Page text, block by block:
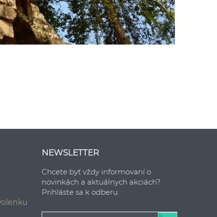
NEWSLETTER
Chcete byť vždy informovaní o
novinkách a aktuálnych akciách?
Prihláste sa k odberu: